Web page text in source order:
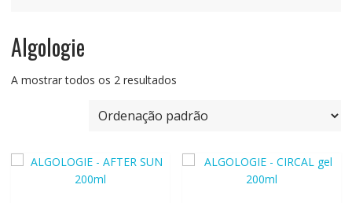
Algologie
A mostrar todos os 2 resultados